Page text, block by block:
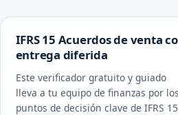
IFRS 15 Acuerdos de venta
entrega diferida
Este verificador gratuito y guiado
lleva a tu equipo de finanzas por los
puntos de decisión clave de IFRS 15